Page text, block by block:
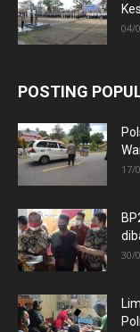
04/
POSTING
17/
30/